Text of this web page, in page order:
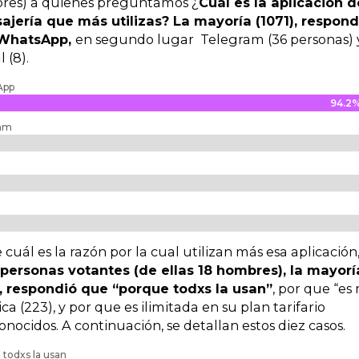
que más utilizas? La mayoría (1071),
en segundo lugar Telegram (36 personas)
(8).
cuál es la razón por la cual utilizan más esa
personas votantes (de ellas 18 hombres), la
respondió que “porque todxs la usan”, por que “es
(223), y por que es ilimitada en su plan tarifario
A continuación, se detallan estos diez casos.
la usan